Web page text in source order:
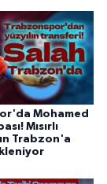
Mohamed
Mısırlı
Trabzon'a